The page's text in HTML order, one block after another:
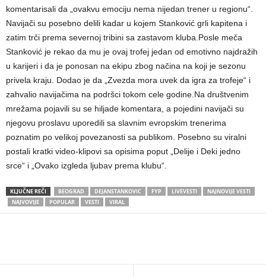
komentarisali da „ovakvu emociju nema nijedan trener u regionu“.
Navijači su posebno delili kadar u kojem Stanković grli kapitena i
zatim trči prema severnoj tribini sa zastavom kluba.Posle meča
Stanković je rekao da mu je ovaj trofej jedan od emotivno najdražih
u karijeri i da je ponosan na ekipu zbog načina na koji je sezonu
privela kraju. Dodao je da „Zvezda mora uvek da igra za trofeje“ i
zahvalio navijačima na podršci tokom cele godine.Na društvenim
mrežama pojavili su se hiljade komentara, a pojedini navijači su
njegovu proslavu uporedili sa slavnim evropskim trenerima
poznatim po velikoj povezanosti sa publikom. Posebno su viralni
postali kratki video-klipovi sa opisima poput „Delije i Deki jedno
srce“ i „Ovako izgleda ljubav prema klubu“.
KLJUČNE REČI BEOGRAD DEJANSTANKOVIC FYP LIVEVESTI
NAJNOVIJE VESTI
NAJVOVIJE
POPULAR VESTI VIRAL